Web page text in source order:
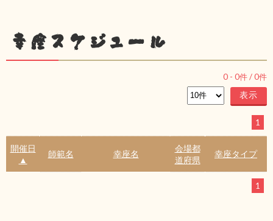
幸座スケジュール
0 - 0件 /0件
1
開催日
▲
師範名 幸座名
会場都
道府県
幸座タイプ
1